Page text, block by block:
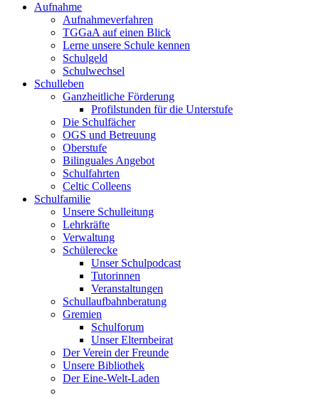
Aufnahme
Aufnahmeverfahren
TGGaA auf einen Blick
Lerne unsere Schule kennen
Schulgeld
Schulwechsel
Schulleben
Ganzheitliche Förderung
Profilstunden für die Unterstufe
Die Schulfächer
OGS und Betreuung
Oberstufe
Bilinguales Angebot
Schulfahrten
Celtic Colleens
Schulfamilie
Unsere Schulleitung
Lehrkräfte
Verwaltung
Schülerecke
Unser Schulpodcast
Tutorinnen
Veranstaltungen
Schullaufbahnberatung
Gremien
Schulforum
Unser Elternbeirat
Der Verein der Freunde
Unsere Bibliothek
Der Eine-Welt-Laden